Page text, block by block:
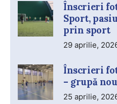
Înscrieri
Sport,
prin sport
29 aprilie,
Înscrieri
– grupă
25 aprilie,